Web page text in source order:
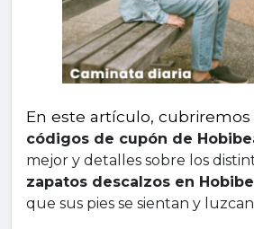
códigos de cupón de
mejor y detalles sobre los
zapatos descalzos en
que sus pies se sientan y